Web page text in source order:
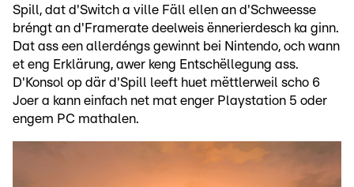
Spill, dat d'Switch a ville Fäll ellen an d'Schweesse
bréngt an d'Framerate deelweis ënnerierdesch ka ginn.
Dat ass een allerdéngs gewinnt bei Nintendo, och wann
et eng Erklärung, awer keng Entschëllegung ass.
D'Konsol op där d'Spill leeft huet mëttlerweil scho 6
Joer a kann einfach net mat enger Playstation 5 oder
engem PC mathalen.